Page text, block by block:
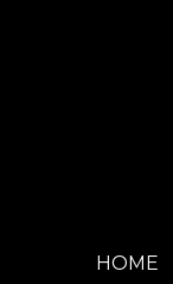
HOME